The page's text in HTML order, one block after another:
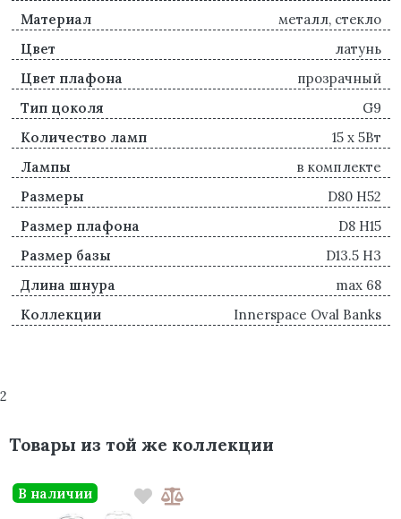
Материал
металл, стекло
Цвет
латунь
Цвет плафона
прозрачный
Тип цоколя
G9
Количество ламп
15 x 5Вт
Лампы
в комплекте
Размеры
D80 H52
Размер плафона
D8 H15
Размер базы
D13.5 H3
Длина шнура
max 68
Коллекции
Innerspace Oval Banks
2
Товары из той же коллекции
В наличии